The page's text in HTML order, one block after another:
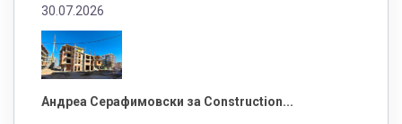
30.07.2026
Андреа Серафимовски за Construction...